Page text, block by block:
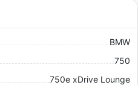
BMW
750
750e xDrive Lounge